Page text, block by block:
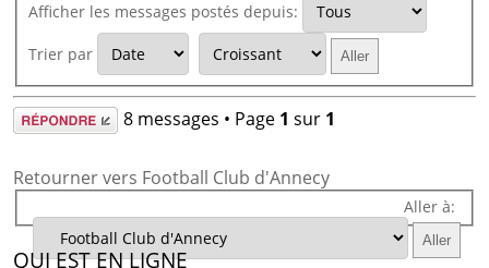
Afficher les messages postés depuis:
Trier par
Répondre 8 messages • Page 1 sur 1
Retourner vers Football Club d'Annecy
Aller à:
QUI EST EN LIGNE